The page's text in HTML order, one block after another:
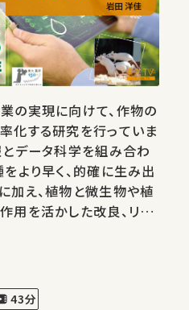
の実現に向けて、作物の
化する研究を行っていま
とデータ科学を組み合わ
より早く、的確に生み出
加え、植物と微生物や植
用を活かした改良、リモ
43分